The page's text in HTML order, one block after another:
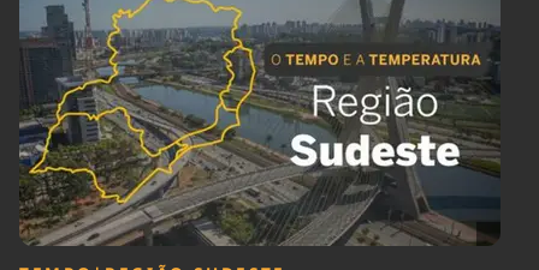
Brasil
Brasil Mineral
Ciência &
Tecnologia
Cinema
Cultura
Economia
Educação
Infraestrutura
Internacional
Podcast
Política
Saúde
Tempo